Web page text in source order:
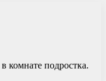
комнате подростка.